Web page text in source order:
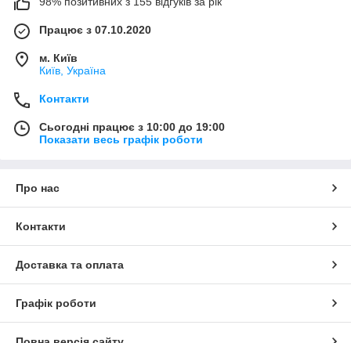
Працює з 07.10.2020
м. Київ
Київ, Україна
Контакти
Сьогодні працює з 10:00 до 19:00
Показати весь графік роботи
Про нас
Контакти
Доставка та оплата
Графік роботи